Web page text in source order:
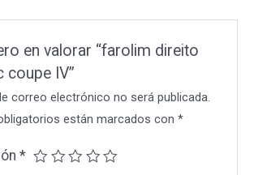
en valorar “farolim direito
coupe IV”
correo electrónico no será publicada.
están marcados con*
*